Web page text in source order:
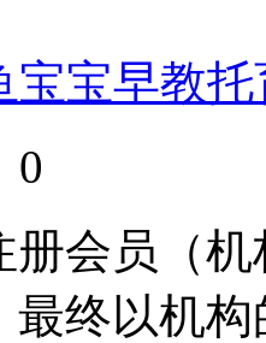
宝宝早教
0
册会员（
最终以机